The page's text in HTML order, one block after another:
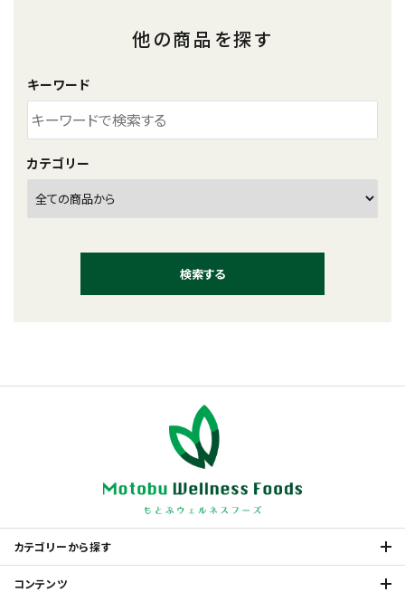
ガイドライン
他の商品を探す
キーワード
カテゴリー
検索する
カテゴリーから探す
コンテンツ